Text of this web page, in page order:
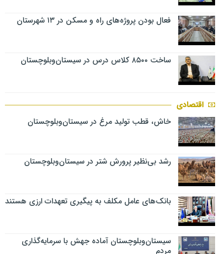
فعال بودن پروژه‌های راه و مسکن در ۱۳ شهرستان
ساخت ۸۵۰۰ کلاس درس در سیستان‌وبلوچستان
اقتصادی
خاش، قطب تولید مرغ در سیستان‌وبلوچستان
رشد بی‌نظیر پرورش شتر در سیستان‌وبلوچستان
بانک‌های عامل مکلف به پیگیری تعهدات ارزی هستند
سیستان‌وبلوچستان آماده جهش با سرمایه‌گذاری
مردم